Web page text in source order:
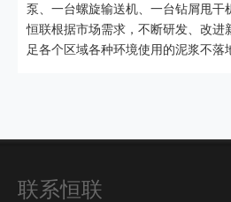
泵、一台螺旋输送机、一台钻屑甩干
恒联根据市场需求，不断研发、改进
足各个区域各种环境使用的泥浆不落
联系恒联